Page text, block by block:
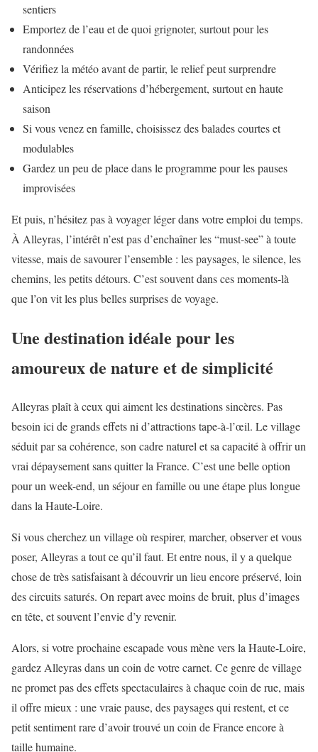
sentiers
Emportez de l’eau et de quoi grignoter, surtout pour les
randonnées
Vérifiez la météo avant de partir, le relief peut surprendre
Anticipez les réservations d’hébergement, surtout en haute
saison
Si vous venez en famille, choisissez des balades courtes et
modulables
Gardez un peu de place dans le programme pour les pauses
improvisées
Et puis, n’hésitez pas à voyager léger dans votre emploi du temps.
À Alleyras, l’intérêt n’est pas d’enchaîner les “must-see” à toute
vitesse, mais de savourer l’ensemble : les paysages, le silence, les
chemins, les petits détours. C’est souvent dans ces moments-là
que l’on vit les plus belles surprises de voyage.
Une destination idéale pour les
amoureux de nature et de simplicité
Alleyras plaît à ceux qui aiment les destinations sincères. Pas
besoin ici de grands effets ni d’attractions tape-à-l’œil. Le village
séduit par sa cohérence, son cadre naturel et sa capacité à offrir un
vrai dépaysement sans quitter la France. C’est une belle option
pour un week-end, un séjour en famille ou une étape plus longue
dans la Haute-Loire.
Si vous cherchez un village où respirer, marcher, observer et vous
poser, Alleyras a tout ce qu’il faut. Et entre nous, il y a quelque
chose de très satisfaisant à découvrir un lieu encore préservé, loin
des circuits saturés. On repart avec moins de bruit, plus d’images
en tête, et souvent l’envie d’y revenir.
Alors, si votre prochaine escapade vous mène vers la Haute-Loire,
gardez Alleyras dans un coin de votre carnet. Ce genre de village
ne promet pas des effets spectaculaires à chaque coin de rue, mais
il offre mieux : une vraie pause, des paysages qui restent, et ce
petit sentiment rare d’avoir trouvé un coin de France encore à
taille humaine.